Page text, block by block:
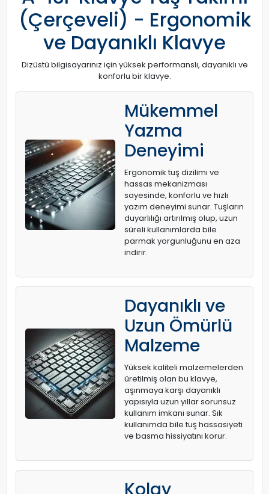
(Çerçeveli) - Ergonomik
ve Dayanıklı Klavye
Dizüstü bilgisayarınız için yüksek performanslı, dayanıklı ve
konforlu bir klavye.
Mükemmel
Yazma
Deneyimi
Ergonomik tuş dizilimi ve
hassas mekanizması
sayesinde, konforlu ve hızlı
yazım deneyimi sunar. Tuşların
duyarlılığı artırılmış olup, uzun
süreli kullanımlarda bile
parmak yorgunluğunu en aza
indirir.
Dayanıklı ve
Uzun Ömürlü
Malzeme
Yüksek kaliteli malzemelerden
üretilmiş olan bu klavye,
aşınmaya karşı dayanıklı
yapısıyla uzun yıllar sorunsuz
kullanım imkanı sunar. Sık
kullanımda bile tuş hassasiyeti
ve basma hissiyatını korur.